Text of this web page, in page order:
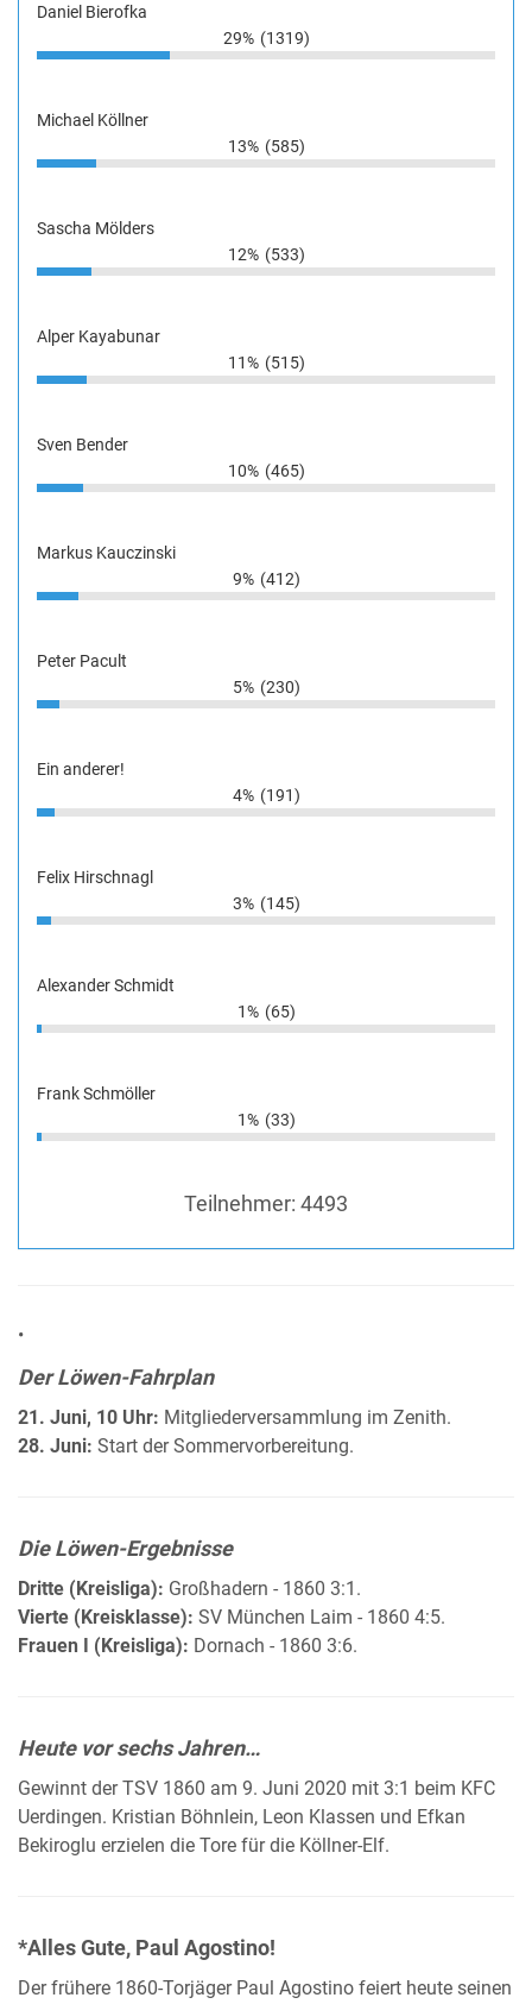
Daniel Bierofka
29% (1319)
Michael Köllner
13% (585)
Sascha Mölders
12% (533)
Alper Kayabunar
11% (515)
Sven Bender
10% (465)
Markus Kauczinski
9% (412)
Peter Pacult
5% (230)
Ein anderer!
4% (191)
Felix Hirschnagl
3% (145)
Alexander Schmidt
1% (65)
Frank Schmöller
1% (33)
Teilnehmer: 4493
•
Der Löwen-Fahrplan
21. Juni, 10 Uhr: Mitgliederversammlung im Zenith.
28. Juni: Start der Sommervorbereitung.
Die Löwen-Ergebnisse
Dritte (Kreisliga): Großhadern - 1860 3:1.
Vierte (Kreisklasse): SV München Laim - 1860 4:5.
Frauen I (Kreisliga): Dornach - 1860 3:6.
Heute vor sechs Jahren…
Gewinnt der TSV 1860 am 9. Juni 2020 mit 3:1 beim KFC
Uerdingen. Kristian Böhnlein, Leon Klassen und Efkan
Bekiroglu erzielen die Tore für die Köllner-Elf.
*Alles Gute, Paul Agostino!
Der frühere 1860-Torjäger Paul Agostino feiert heute seinen